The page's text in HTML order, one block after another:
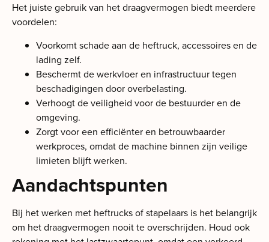
Het juiste gebruik van het draagvermogen biedt meerdere
voordelen:
Voorkomt schade aan de heftruck, accessoires en de
lading zelf.
Beschermt de werkvloer en infrastructuur tegen
beschadigingen door overbelasting.
Verhoogt de veiligheid voor de bestuurder en de
omgeving.
Zorgt voor een efficiënter en betrouwbaarder
werkproces, omdat de machine binnen zijn veilige
limieten blijft werken.
Aandachtspunten
Bij het werken met heftrucks of stapelaars is het belangrijk
om het draagvermogen nooit te overschrijden. Houd ook